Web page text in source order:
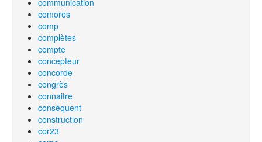
communication
comores
comp
complètes
compte
concepteur
concorde
congrès
connaitre
conséquent
construction
cor23